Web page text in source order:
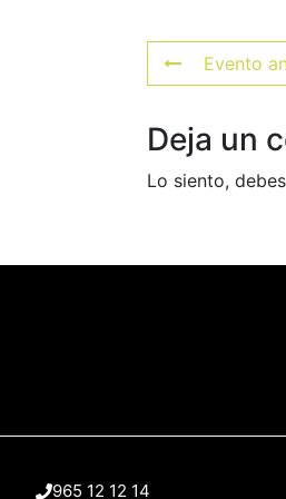
Evento
Deja un
Lo siento,
965 12 12 14